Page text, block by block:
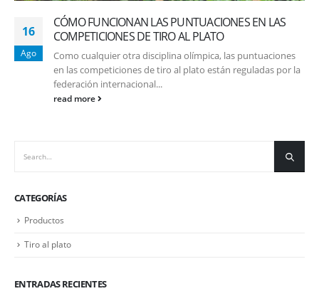
16
Ago
CÓMO FUNCIONAN LAS PUNTUACIONES EN LAS
COMPETICIONES DE TIRO AL PLATO
Como cualquier otra disciplina olímpica, las puntuaciones
en las competiciones de tiro al plato están reguladas por la
federación internacional...
read more
CATEGORÍAS
Productos
Tiro al plato
ENTRADAS RECIENTES